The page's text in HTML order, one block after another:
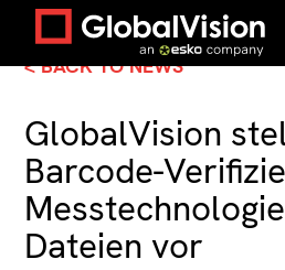
< BACK TO NEWS
GlobalVision
Barcode-
Dateien vor